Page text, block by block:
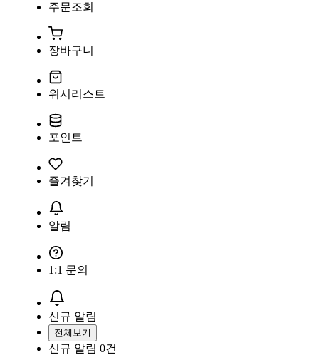
주문조회
장바구니
위시리스트
포인트
즐겨찾기
알림
1:1 문의
신규 알림
전체보기
신규 알림 0건